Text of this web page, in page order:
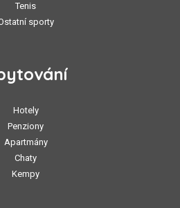
Tenis
sporty
Hotely
Penziony
Apartmány
Chaty
Kempy